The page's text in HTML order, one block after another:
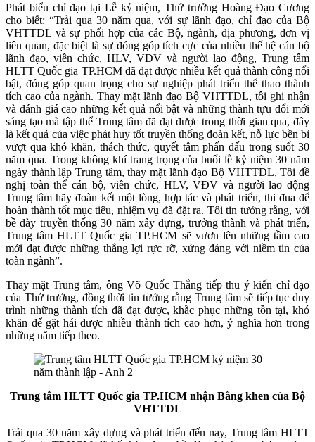
Phát biểu chỉ đạo tại Lễ kỷ niệm, Thứ trưởng Hoàng Đạo Cương
cho biết: “Trải qua 30 năm qua, với sự lãnh đạo, chỉ đạo của Bộ
VHTTDL và sự phối hợp của các Bộ, ngành, địa phương, đơn vị
liên quan, đặc biệt là sự đóng góp tích cực của nhiều thế hệ cán bộ
lãnh đạo, viên chức, HLV, VĐV và người lao động, Trung tâm
HLTT Quốc gia TP.HCM đã đạt được nhiều kết quả thành công nổi
bật, đóng góp quan trọng cho sự nghiệp phát triển thể thao thành
tích cao của ngành. Thay mặt lãnh đạo Bộ VHTTDL, tôi ghi nhận
và đánh giá cao những kết quả nổi bật và những thành tựu đổi mới
sáng tạo mà tập thể Trung tâm đã đạt được trong thời gian qua, đây
là kết quả của việc phát huy tốt truyền thống đoàn kết, nỗ lực bền bỉ
vượt qua khó khăn, thách thức, quyết tâm phấn đấu trong suốt 30
năm qua. Trong không khí trang trọng của buổi lễ kỷ niệm 30 năm
ngày thành lập Trung tâm, thay mặt lãnh đạo Bộ VHTTDL, Tôi đề
nghị toàn thể cán bộ, viên chức, HLV, VĐV và người lao động
Trung tâm hãy đoàn kết một lòng, hợp tác và phát triển, thi đua để
hoàn thành tốt mục tiêu, nhiệm vụ đã đặt ra. Tôi tin tưởng rằng, với
bề dày truyền thống 30 năm xây dựng, trưởng thành và phát triển,
Trung tâm HLTT Quốc gia TP.HCM sẽ vươn lên những tầm cao
mới đạt được những thắng lợi rực rỡ, xứng đáng với niềm tin của
toàn ngành”.
Thay mặt Trung tâm, ông Võ Quốc Thắng tiếp thu ý kiến chỉ đạo
của Thứ trưởng, đồng thời tin tưởng rằng Trung tâm sẽ tiếp tục duy
trình những thành tích đã đạt được, khắc phục những tồn tại, khó
khăn để gặt hái được nhiều thành tích cao hơn, ý nghĩa hơn trong
những năm tiếp theo.
Trung tâm HLTT Quốc gia TP.HCM nhận Bằng khen của Bộ
VHTTDL
Trải qua 30 năm xây dựng và phát triển đến nay, Trung tâm HLTT